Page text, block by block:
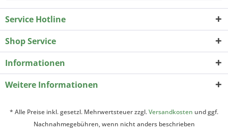
Service Hotline
Shop Service
Informationen
Weitere Informationen
* Alle Preise inkl. gesetzl. Mehrwertsteuer zzgl.Versandkosten und ggf.
Nachnahmegebühren, wenn nicht anders beschrieben